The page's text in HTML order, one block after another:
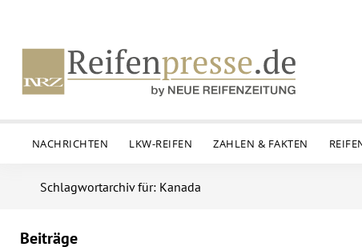
NACHRICHTEN LKW-REIFEN ZAHLEN & FAKTEN
Schlagwortarchiv für: Kanada
Beiträge